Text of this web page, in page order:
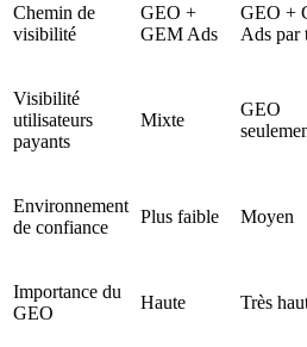
Chemin de
visibilité
GEO +
GEM Ads
GEO +
Ads par
Visibilité
utilisateurs
payants
Mixte
GEO
Environnement
de confiance
Plus faible Moyen
Importance du
GEO
Haute Très